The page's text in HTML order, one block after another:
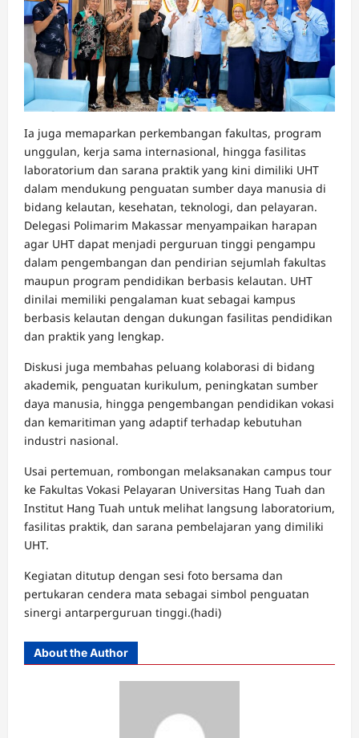
Ia juga memaparkan perkembangan fakultas, program
unggulan, kerja sama internasional, hingga fasilitas
laboratorium dan sarana praktik yang kini dimiliki UHT
dalam mendukung penguatan sumber daya manusia di
bidang kelautan, kesehatan, teknologi, dan pelayaran.
Delegasi Polimarim Makassar menyampaikan harapan
agar UHT dapat menjadi perguruan tinggi pengampu
dalam pengembangan dan pendirian sejumlah fakultas
maupun program pendidikan berbasis kelautan. UHT
dinilai memiliki pengalaman kuat sebagai kampus
berbasis kelautan dengan dukungan fasilitas pendidikan
dan praktik yang lengkap.
Diskusi juga membahas peluang kolaborasi di bidang
akademik, penguatan kurikulum, peningkatan sumber
daya manusia, hingga pengembangan pendidikan vokasi
dan kemaritiman yang adaptif terhadap kebutuhan
industri nasional.
Usai pertemuan, rombongan melaksanakan campus tour
ke Fakultas Vokasi Pelayaran Universitas Hang Tuah dan
Institut Hang Tuah untuk melihat langsung laboratorium,
fasilitas praktik, dan sarana pembelajaran yang dimiliki
UHT.
Kegiatan ditutup dengan sesi foto bersama dan
pertukaran cendera mata sebagai simbol penguatan
sinergi antarperguruan tinggi.(hadi)
About the Author